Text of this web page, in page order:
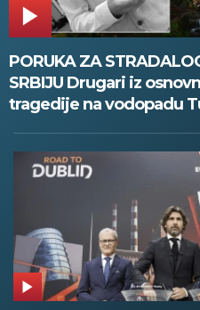
PORUKA ZA
SRBIJU Drugari iz
tragedije na vodopadu